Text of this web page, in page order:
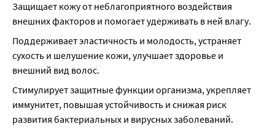
Защищает кожу от неблагоприятного воздействия
внешних факторов и помогает удерживать в ней влагу.
Поддерживает эластичность и молодость, устраняет
сухость и шелушение кожи, улучшает здоровье и
внешний вид волос.
Стимулирует защитные функции организма, укрепляет
иммунитет, повышая устойчивость и снижая риск
развития бактериальных и вирусных заболеваний.